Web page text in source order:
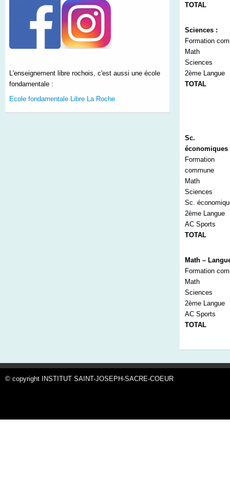
L'enseignement libre rochois, c'est aussi une école
fondamentale :
Ecole fondamentale Libre La Roche
TOTAL
Sciences :
Formation
Math
Sciences
2ème Langue
TOTAL
Sc.
économiques
Formation
commune
Math
Sciences
Sc.
2ème Langue
AC Sports
TOTAL
Math –
Formation
Math
Sciences
2ème Langue
AC Sports
TOTAL
© copyright INSTITUT SAINT-JOSEPH-SACRE-COEUR